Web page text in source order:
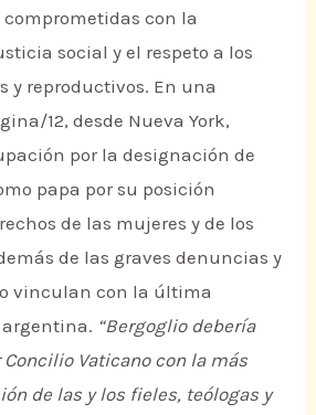
con la
social y el respeto a los
y reproductivos. En una
12, desde Nueva York,
por la designación de
papa por su posición
de las mujeres y de los
de las graves denuncias y
vinculan con la última
“Bergoglio debería
Vaticano con la más
de las y los fieles, teólogas y